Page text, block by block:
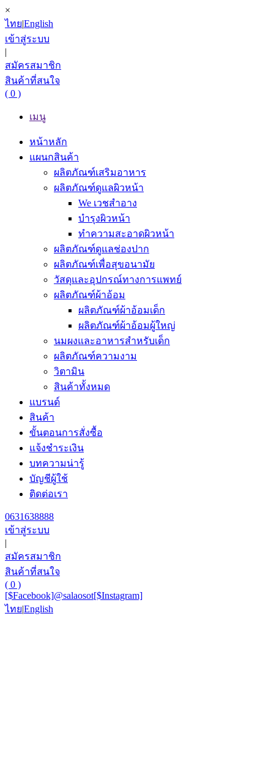
×
ไทย|English
เข้าสู่ระบบ
|
สมัครสมาชิก
สินค้าที่สนใจ
( 0 )
เมนู
หน้าหลัก
แผนกสินค้า
ผลิตภัณฑ์เสริมอาหาร
ผลิตภัณฑ์ดูแลผิวหน้า
We เวชสำอาง
บำรุงผิวหน้า
ทำความสะอาดผิวหน้า
ผลิตภัณฑ์ดูแลช่องปาก
ผลิตภัณฑ์เพื่อสุขอนามัย
วัสดุและอุปกรณ์ทางการแพทย์
ผลิตภัณฑ์ผ้าอ้อม
ผลิตภัณฑ์ผ้าอ้อมเด็ก
ผลิตภัณฑ์ผ้าอ้อมผู้ใหญ่
นมผงและอาหารสำหรับเด็ก
ผลิตภัณฑ์ความงาม
วิตามิน
สินค้าทั้งหมด
แบรนด์
สินค้า
ขั้นตอนการสั่งซื้อ
แจ้งชำระเงิน
บทความน่ารู้
บัญชีผู้ใช้
ติดต่อเรา
0631638888
เข้าสู่ระบบ
|
สมัครสมาชิก
สินค้าที่สนใจ
( 0 )
[$Facebook]@salaosot[$Instagram]
ไทย|English